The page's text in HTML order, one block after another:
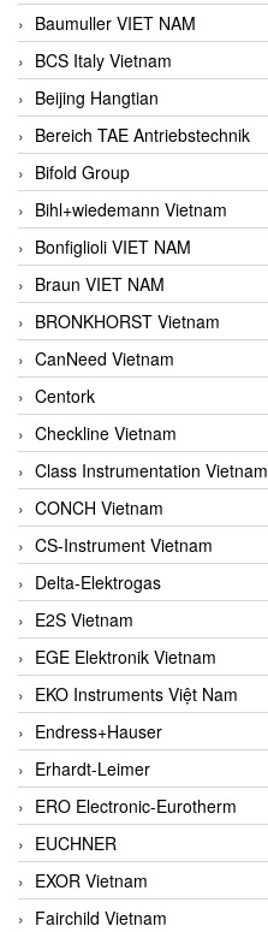
Baumuller VIET NAM
BCS Italy Vietnam
Beijing Hangtian
Bereich TAE Antriebstechnik
Bifold Group
Bihl+wiedemann Vietnam
Bonfiglioli VIET NAM
Braun VIET NAM
BRONKHORST Vietnam
CanNeed Vietnam
Centork
Checkline Vietnam
Class Instrumentation Vietnam
CONCH Vietnam
CS-Instrument Vietnam
Delta-Elektrogas
E2S Vietnam
EGE Elektronik Vietnam
EKO Instruments Việt Nam
Endress+Hauser
Erhardt-Leimer
ERO Electronic-Eurotherm
EUCHNER
EXOR Vietnam
Fairchild Vietnam